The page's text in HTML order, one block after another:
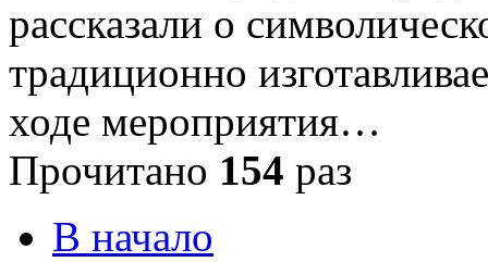
рассказали о
традиционно
ходе мероприятия…
Прочитано 154 раз
В начало